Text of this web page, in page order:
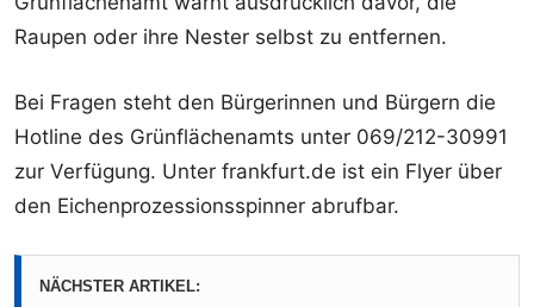
Raupen oder ihre Nester selbst zu entfernen.
Bei Fragen steht den Bürgerinnen und Bürgern die
Hotline des Grünflächenamts unter 069/212-30991
zur Verfügung. Unter frankfurt.de ist ein Flyer über
den Eichenprozessionsspinner abrufbar.
NÄCHSTER ARTIKEL: